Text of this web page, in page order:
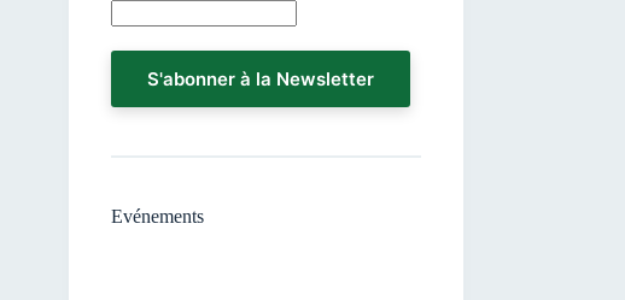
r
e
a
S'abonner à la Newsletter
Evénements